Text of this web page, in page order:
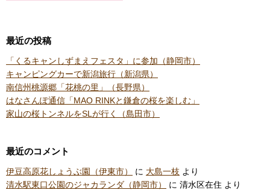
最近の投稿
「くるキャンしずまえフェスタ」に参加（静岡市）
キャンピングカーで新潟旅行（新潟県）
南信州桃源郷「花桃の里」（長野県）
はなさんぽ通信「MAO RINKと鎌倉の桜を楽しむ」
家山の桜トンネルをSLが行く（島田市）
最近のコメント
伊豆高原花しょうぶ園（伊東市） に 大島一枝 より
清水駅東口公園のジャカランダ（静岡市）
に 清水区在住 より